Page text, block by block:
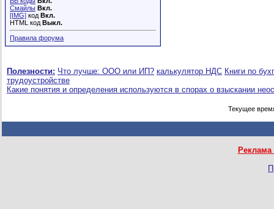
Смайлы Вкл.
[IMG] код Вкл.
HTML код Выкл.
Правила форума
Полезности: Что лучше: ООО или ИП? калькулятор НДС Книги по
трудоустройстве
Какие понятия и определения используются в спорах о взыскании
Текущее